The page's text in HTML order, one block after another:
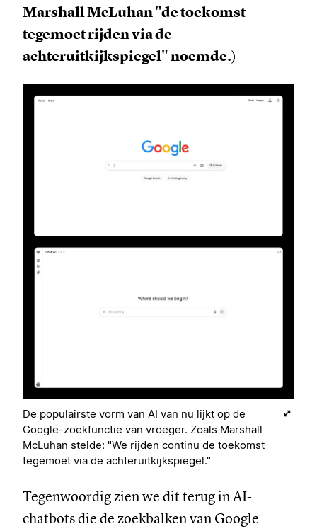
Marshall McLuhan "de toekomst
tegemoet rijden via de
achteruitkijkspiegel" noemde.)
De populairste vorm van AI van nu lijkt op de
Google-zoekfunctie van vroeger. Zoals Marshall
McLuhan stelde: "We rijden continu de toekomst
tegemoet via de achteruitkijkspiegel."
Tegenwoordig zien we dit terug in AI-
chatbots die de zoekbalken van Google